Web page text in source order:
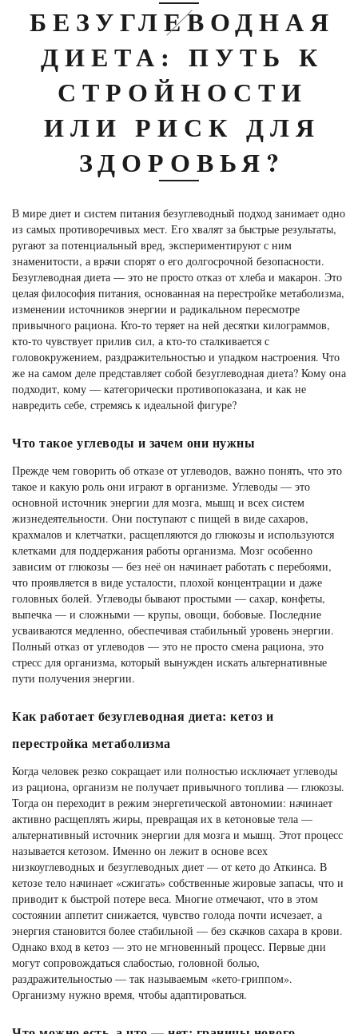
БЕЗУГЛЕВОДНАЯ
ДИЕТА: ПУТЬ К
СТРОЙНОСТИ
ИЛИ РИСК ДЛЯ
ЗДОРОВЬЯ?
В мире диет и систем питания безуглеводный подход занимает одно
из самых противоречивых мест. Его хвалят за быстрые результаты,
ругают за потенциальный вред, экспериментируют с ним
знаменитости, а врачи спорят о его долгосрочной безопасности.
Безуглеводная диета — это не просто отказ от хлеба и макарон. Это
целая философия питания, основанная на перестройке метаболизма,
изменении источников энергии и радикальном пересмотре
привычного рациона. Кто-то теряет на ней десятки килограммов,
кто-то чувствует прилив сил, а кто-то сталкивается с
головокружением, раздражительностью и упадком настроения. Что
же на самом деле представляет собой безуглеводная диета? Кому она
подходит, кому — категорически противопоказана, и как не
навредить себе, стремясь к идеальной фигуре?
Что такое углеводы и зачем они нужны
Прежде чем говорить об отказе от углеводов, важно понять, что это
такое и какую роль они играют в организме. Углеводы — это
основной источник энергии для мозга, мышц и всех систем
жизнедеятельности. Они поступают с пищей в виде сахаров,
крахмалов и клетчатки, расщепляются до глюкозы и используются
клетками для поддержания работы организма. Мозг особенно
зависим от глюкозы — без неё он начинает работать с перебоями,
что проявляется в виде усталости, плохой концентрации и даже
головных болей. Углеводы бывают простыми — сахар, конфеты,
выпечка — и сложными — крупы, овощи, бобовые. Последние
усваиваются медленно, обеспечивая стабильный уровень энергии.
Полный отказ от углеводов — это не просто смена рациона, это
стресс для организма, который вынужден искать альтернативные
пути получения энергии.
Как работает безуглеводная диета: кетоз и
перестройка метаболизма
Когда человек резко сокращает или полностью исключает углеводы
из рациона, организм не получает привычного топлива — глюкозы.
Тогда он переходит в режим энергетической автономии: начинает
активно расщеплять жиры, превращая их в кетоновые тела —
альтернативный источник энергии для мозга и мышц. Этот процесс
называется кетозом. Именно он лежит в основе всех
низкоуглеводных и безуглеводных диет — от кето до Аткинса. В
кетозе тело начинает «сжигать» собственные жировые запасы, что и
приводит к быстрой потере веса. Многие отмечают, что в этом
состоянии аппетит снижается, чувство голода почти исчезает, а
энергия становится более стабильной — без скачков сахара в крови.
Однако вход в кетоз — это не мгновенный процесс. Первые дни
могут сопровождаться слабостью, головной болью,
раздражительностью — так называемым «кето-гриппом».
Организму нужно время, чтобы адаптироваться.